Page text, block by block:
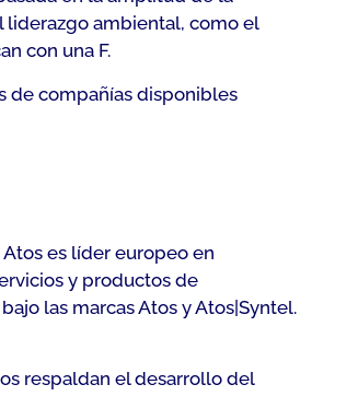
liderazgo ambiental, como el
con una F.
de compañías disponibles
es líder europeo en
y productos de
las marcas Atos y Atos|Syntel.
respaldan el desarrollo del